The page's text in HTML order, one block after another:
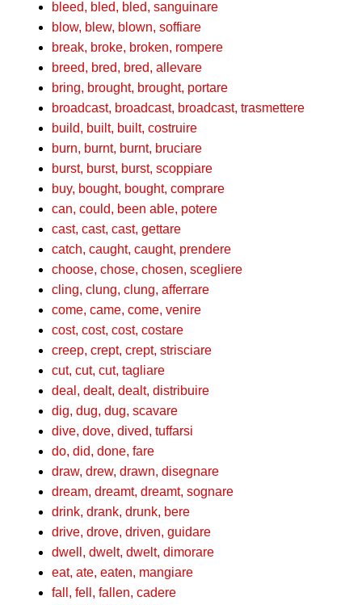
bleed, bled, bled, sanguinare
blow, blew, blown, soffiare
break, broke, broken, rompere
breed, bred, bred, allevare
bring, brought, brought, portare
broadcast, broadcast, broadcast, trasmettere
build, built, built, costruire
burn, burnt, burnt, bruciare
burst, burst, burst, scoppiare
buy, bought, bought, comprare
can, could, been able, potere
cast, cast, cast, gettare
catch, caught, caught, prendere
choose, chose, chosen, scegliere
cling, clung, clung, afferrare
come, came, come, venire
cost, cost, cost, costare
creep, crept, crept, strisciare
cut, cut, cut, tagliare
deal, dealt, dealt, distribuire
dig, dug, dug, scavare
dive, dove, dived, tuffarsi
do, did, done, fare
draw, drew, drawn, disegnare
dream, dreamt, dreamt, sognare
drink, drank, drunk, bere
drive, drove, driven, guidare
dwell, dwelt, dwelt, dimorare
eat, ate, eaten, mangiare
fall, fell, fallen, cadere